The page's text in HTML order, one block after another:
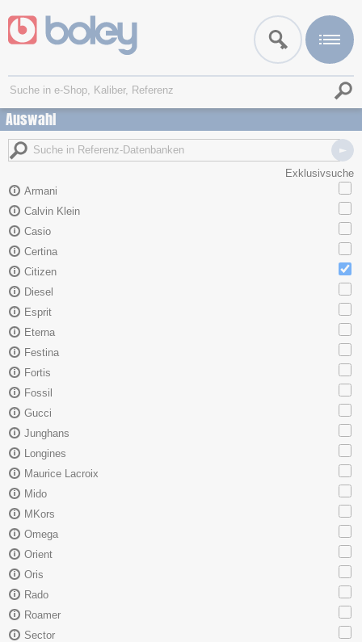
Auswahl
Exklusivsuche
Armani
Calvin Klein
Casio
Certina
Citizen
Diesel
Esprit
Eterna
Festina
Fortis
Fossil
Gucci
Junghans
Longines
Maurice Lacroix
Mido
MKors
Omega
Orient
Oris
Rado
Roamer
Sector